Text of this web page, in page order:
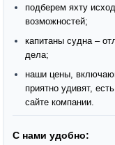
подберем яхту
возможностей;
капитаны судна –
дела;
наши цены,
приятно удивят,
сайте компании.
С нами удобно: